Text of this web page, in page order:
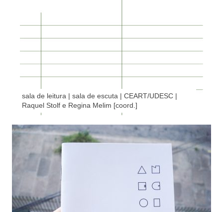
sala de leitura | sala de escuta | CEART/UDESC |
Raquel Stolf e Regina Melim [coord.]